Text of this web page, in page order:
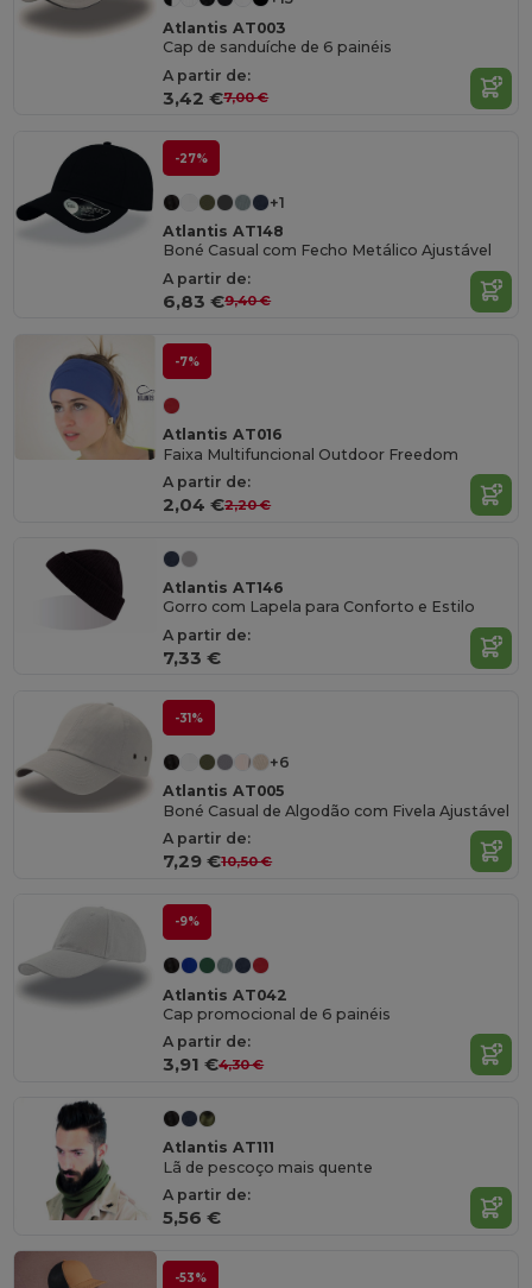
Atlantis AT003
Cap de sanduíche de 6 painéis
A partir de:
3,42 €7,00 €
-27%
+1
Atlantis AT148
Boné Casual com Fecho Metálico Ajustável
A partir de:
6,83 €9,40 €
-7%
Atlantis AT016
Faixa Multifuncional Outdoor Freedom
A partir de:
2,04 €2,20 €
Atlantis AT146
Gorro com Lapela para Conforto e Estilo
A partir de:
7,33 €
-31%
+6
Atlantis AT005
Boné Casual de Algodão com Fivela Ajustável
A partir de:
7,29 €10,50 €
-9%
Atlantis AT042
Cap promocional de 6 painéis
A partir de:
3,91 €4,30 €
Atlantis AT111
Lã de pescoço mais quente
A partir de:
5,56 €
-53%